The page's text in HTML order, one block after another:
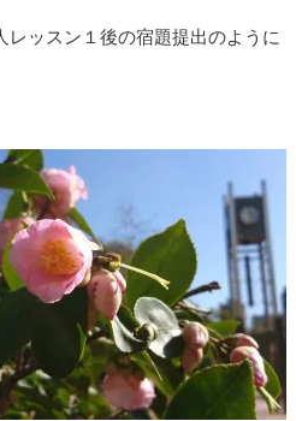
ッスン１後の宿題提出のように